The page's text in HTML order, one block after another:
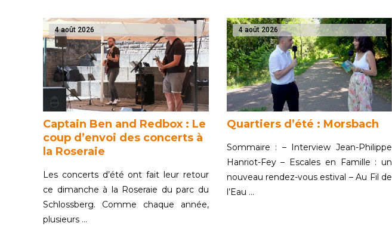
4 août 2026
Captain Ben and Redbox : Le
coup d’envoi des concerts à
la Roseraie
Les concerts d’été ont fait leur retour
ce dimanche à la Roseraie du parc du
Schlossberg. Comme chaque année,
plusieurs …
4 août 2026
Quartiers d’été : Morsbach
Sommaire : – Interview Jean-Philippe
Hanriot-Fey – Escales en Famille : un
nouveau rendez-vous estival – Au Fil de
l’Eau …